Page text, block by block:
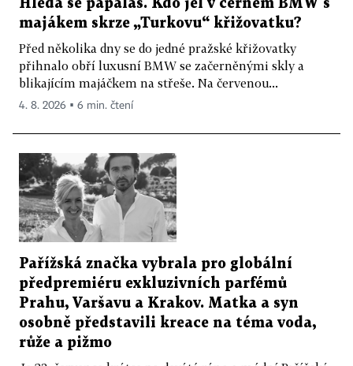
Hledá se papaláš. Kdo jel v černém BMW s
majákem skrze „Turkovu“ křižovatku?
Před několika dny se do jedné pražské křižovatky
přihnalo obří luxusní BMW se začerněnými skly a
blikajícím majáčkem na střeše. Na červenou...
4. 8. 2026 ▪ 6 min. čtení
Pařížská značka vybrala pro globální
předpremiéru exkluzivních parfémů
Prahu, Varšavu a Krakov. Matka a syn
osobně představili kreace na téma voda,
růže a pižmo